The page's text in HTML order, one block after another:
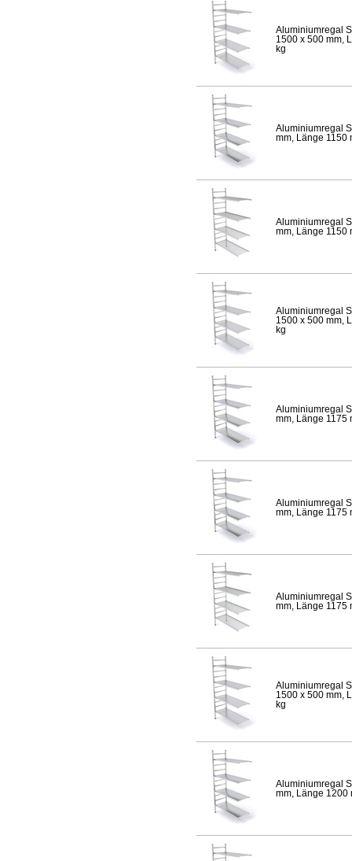
Aluminiumregal
1500 x 500 mm,
kg
Aluminiumregal
mm, Länge 1150
Aluminiumregal
mm, Länge 1150
Aluminiumregal
1500 x 500 mm,
kg
Aluminiumregal
mm, Länge 1175
Aluminiumregal
mm, Länge 1175
Aluminiumregal
mm, Länge 1175
Aluminiumregal
1500 x 500 mm,
kg
Aluminiumregal
mm, Länge 1200